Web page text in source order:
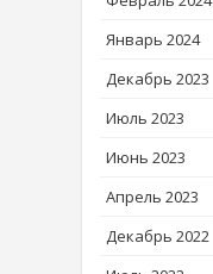
Январь 2024
Декабрь 2023
Июль 2023
Июнь 2023
Апрель 2023
Декабрь 2022